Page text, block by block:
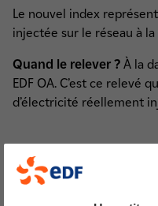
Le nouvel index
injectée sur le réseau à
Quand le relever ? À la
EDF OA. C’est ce relevé
d’électricité réellement
Pour les contrats avec vente en
Les index de